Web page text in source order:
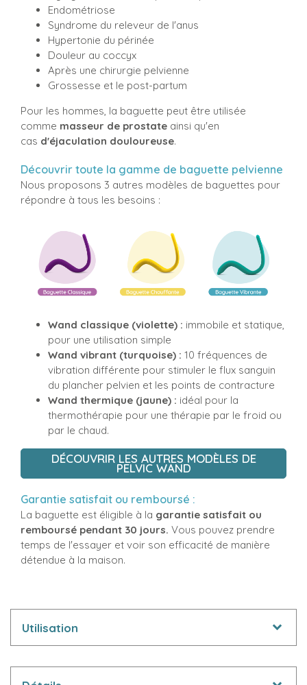
Endométriose
Syndrome du releveur de l'anus
Hypertonie du périnée
Douleur au coccyx
Après une chirurgie pelvienne
Grossesse et le post-partum
Pour les hommes, la baguette peut être utilisée
comme masseur de prostate ainsi qu'en
cas d'éjaculation douloureuse.
Découvrir toute la gamme de baguette pelvienne
Nous proposons 3 autres modèles de baguettes pour
répondre à tous les besoins :
Wand classique (violette) : immobile et statique,
pour une utilisation simple
Wand vibrant (turquoise) : 10 fréquences de
vibration différente pour stimuler le flux sanguin
du plancher pelvien et les points de contracture
Wand thermique (jaune) : idéal pour la
thermothérapie pour une thérapie par le froid ou
par le chaud.
DÉCOUVRIR LES AUTRES MODÈLES DE
PELVIC WAND
Garantie satisfait ou remboursé :
La baguette est éligible à la garantie satisfait ou
remboursé pendant 30 jours. Vous pouvez prendre
temps de l'essayer et voir son efficacité de manière
détendue à la maison.
Utilisation